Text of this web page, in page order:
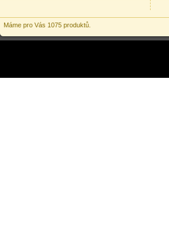
Máme pro Vás 1075 produktů.